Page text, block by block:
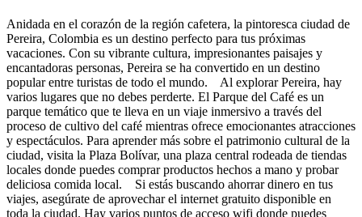
Anidada en el corazón de la región cafetera, la pintoresca ciudad de
Pereira, Colombia es un destino perfecto para tus próximas
vacaciones. Con su vibrante cultura, impresionantes paisajes y
encantadoras personas, Pereira se ha convertido en un destino
popular entre turistas de todo el mundo. Al explorar Pereira, hay
varios lugares que no debes perderte. El Parque del Café es un
parque temático que te lleva en un viaje inmersivo a través del
proceso de cultivo del café mientras ofrece emocionantes atracciones
y espectáculos. Para aprender más sobre el patrimonio cultural de la
ciudad, visita la Plaza Bolívar, una plaza central rodeada de tiendas
locales donde puedes comprar productos hechos a mano y probar
deliciosa comida local. Si estás buscando ahorrar dinero en tus
viajes, asegúrate de aprovechar el internet gratuito disponible en
toda la ciudad. Hay varios puntos de acceso wifi donde puedes